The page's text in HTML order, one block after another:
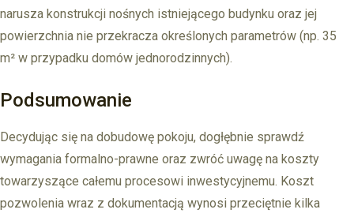
narusza konstrukcji nośnych istniejącego budynku oraz jej
powierzchnia nie przekracza określonych parametrów (np. 35
m² w przypadku domów jednorodzinnych).
Podsumowanie
Decydując się na dobudowę pokoju, dogłębnie sprawdź
wymagania formalno-prawne oraz zwróć uwagę na koszty
towarzyszące całemu procesowi inwestycyjnemu. Koszt
pozwolenia wraz z dokumentacją wynosi przeciętnie kilka